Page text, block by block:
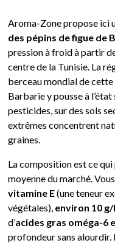
Aroma-Zone propose ici
des pépins de figue de
pression à froid à partir
centre de la Tunisie. La
berceau mondial de
Barbarie y pousse à
pesticides, sur des sols
extrêmes concentrent
graines.
La composition est ce
moyenne du marché.
vitamine E(une teneur
végétales), environ 10
d’acides gras oméga-6
profondeur sans alourdir.